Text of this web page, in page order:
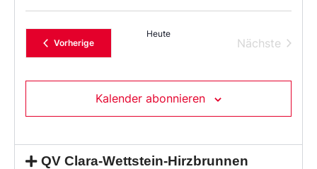
VorherigeVeranstaltungen
Heute
Nächste
Kalender abonnieren
QV Clara-Wettstein-Hirzbrunnen